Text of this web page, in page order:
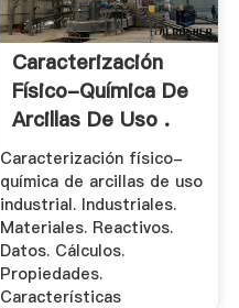
Caracterización
Físico-Química De
Arcillas De Uso .
Caracterización físico-
química de arcillas de uso
industrial. Industriales.
Materiales. Reactivos.
Datos. Cálculos.
Propiedades.
Características